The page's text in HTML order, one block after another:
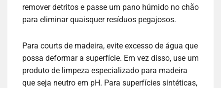
remover detritos e passe um pano húmido no chão
para eliminar quaisquer resíduos pegajosos.
Para courts de madeira, evite excesso de água que
possa deformar a superfície. Em vez disso, use um
produto de limpeza especializado para madeira
que seja neutro em pH. Para superfícies sintéticas,